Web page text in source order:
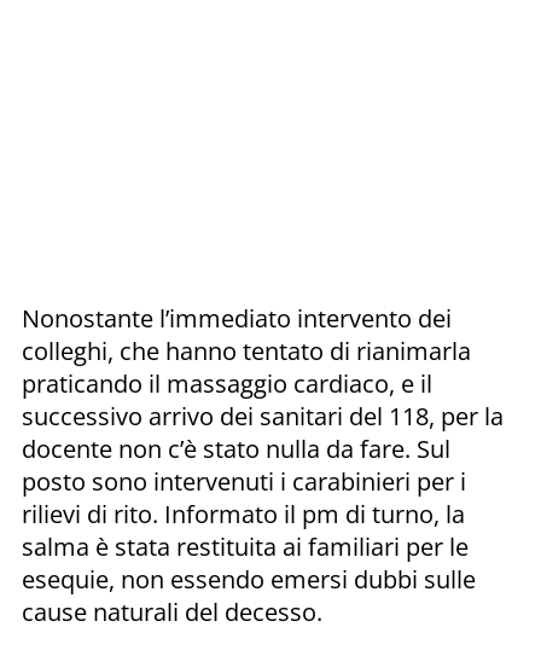
Nonostante l’immediato intervento dei
colleghi, che hanno tentato di rianimarla
praticando il massaggio cardiaco, e il
successivo arrivo dei sanitari del 118, per la
docente non c’è stato nulla da fare. Sul
posto sono intervenuti i carabinieri per i
rilievi di rito. Informato il pm di turno, la
salma è stata restituita ai familiari per le
esequie, non essendo emersi dubbi sulle
cause naturali del decesso.